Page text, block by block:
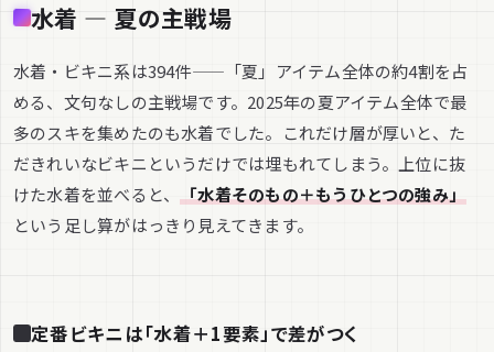
水着 — 夏の主戦場
水着・ビキニ系は394件——「夏」アイテム全体の約4割を占
める、文句なしの主戦場です。2025年の夏アイテム全体で最
多のスキを集めたのも水着でした。これだけ層が厚いと、た
だきれいなビキニというだけでは埋もれてしまう。上位に抜
けた水着を並べると、「水着そのもの＋もうひとつの強み」
という足し算がはっきり見えてきます。
定番ビキニは「水着＋1要素」で差がつく